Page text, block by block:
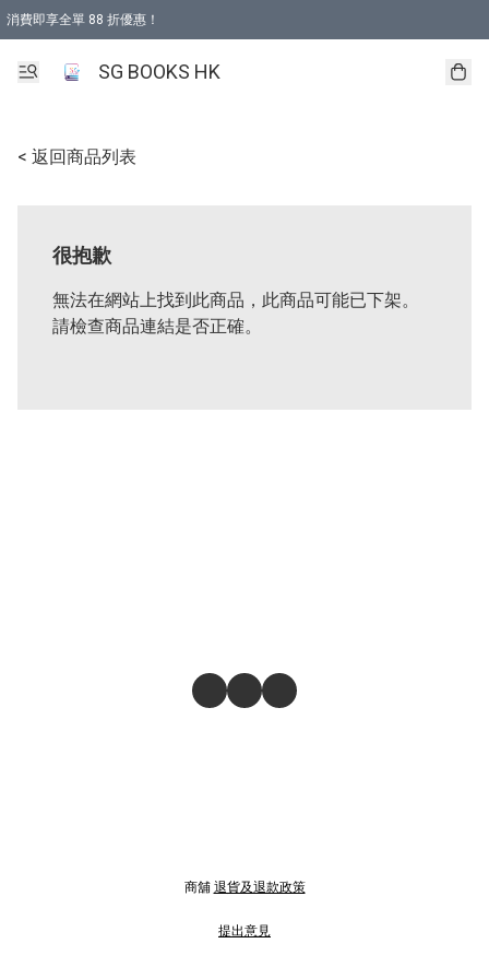
消費即享全單 88 折優惠！
SG BOOKS HK
< 返回商品列表
很抱歉
無法在網站上找到此商品，此商品可能已下架。
請檢查商品連結是否正確。
商舖 退貨及退款政策
提出意見